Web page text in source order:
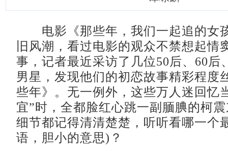
电影《那些年，我们一起追的女
旧风潮，看过电影的观众不禁想起情
事，记者最近采访了几位50后、60后
男星，发现他们的初恋故事精彩程度
些年》。无一例外，这些万人迷回忆
宜”时，全都脸红心跳一副腼腆的柯
细节都记得清清楚楚，听听看哪一个
语，胆小的意思)？